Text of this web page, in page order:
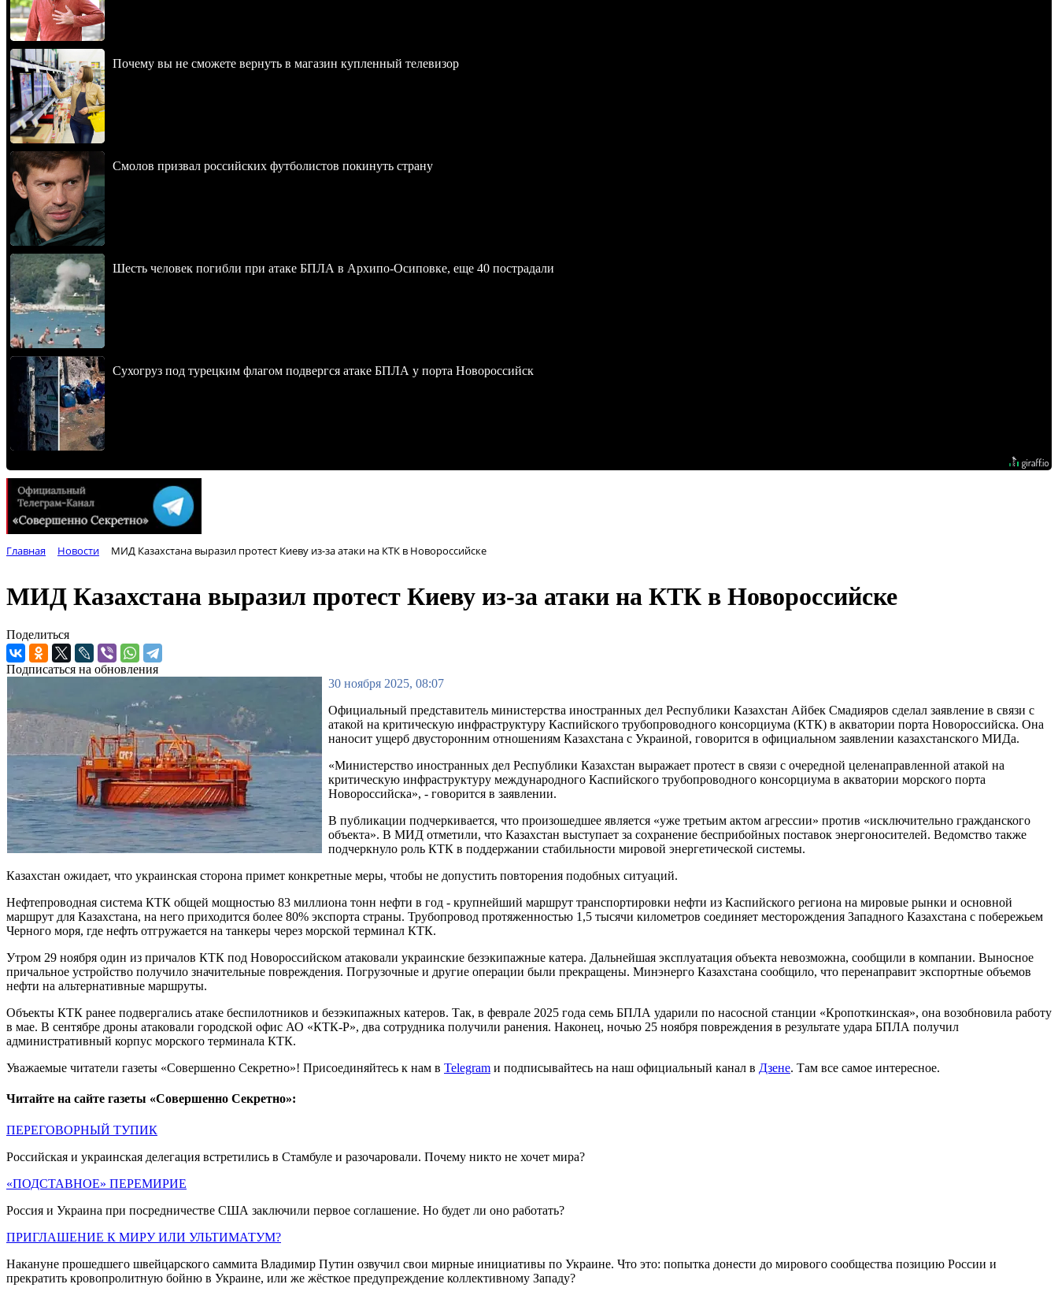
Почему вы не сможете вернуть в магазин купленный телевизор
Смолов призвал российских футболистов покинуть страну
Шесть человек погибли при атаке БПЛА в Архипо-Осиповке, еще 40 пострадали
Сухогруз под турецким флагом подвергся атаке БПЛА у порта Новороссийск
Главная Новости МИД Казахстана выразил протест Киеву из-за атаки на КТК в Новороссийске
МИД Казахстана выразил протест Киеву из-за атаки на КТК в Новороссийске
Поделиться
Подписаться на обновления
30 ноября 2025, 08:07
Официальный представитель министерства иностранных дел Республики Казахстан Айбек Смадияров сделал заявление в связи с
атакой на критическую инфраструктуру Каспийского трубопроводного консорциума (КТК) в акватории порта Новороссийска. Она
наносит ущерб двусторонним отношениям Казахстана с Украиной, говорится в официальном заявлении казахстанского МИДа.
«Министерство иностранных дел Республики Казахстан выражает протест в связи с очередной целенаправленной атакой на
критическую инфраструктуру международного Каспийского трубопроводного консорциума в акватории морского порта
Новороссийска», - говорится в заявлении.
В публикации подчеркивается, что произошедшее является «уже третьим актом агрессии» против «исключительно гражданского
объекта». В МИД отметили, что Казахстан выступает за сохранение бесприбойных поставок энергоносителей. Ведомство также
подчеркнуло роль КТК в поддержании стабильности мировой энергетической системы.
Казахстан ожидает, что украинская сторона примет конкретные меры, чтобы не допустить повторения подобных ситуаций.
Нефтепроводная система КТК общей мощностью 83 миллиона тонн нефти в год - крупнейший маршрут транспортировки нефти из Каспийского региона на мировые рынки и основной
маршрут для Казахстана, на него приходится более 80% экспорта страны. Трубопровод протяженностью 1,5 тысячи километров соединяет месторождения Западного Казахстана с побережьем
Черного моря, где нефть отгружается на танкеры через морской терминал КТК.
Утром 29 ноября один из причалов КТК под Новороссийском атаковали украинские безэкипажные катера. Дальнейшая эксплуатация объекта невозможна, сообщили в компании. Выносное
причальное устройство получило значительные повреждения. Погрузочные и другие операции были прекращены. Минэнерго Казахстана сообщило, что перенаправит экспортные объемов
нефти на альтернативные маршруты.
Объекты КТК ранее подвергались атаке беспилотников и безэкипажных катеров. Так, в феврале 2025 года семь БПЛА ударили по насосной станции «Кропоткинская», она возобновила работу
в мае. В сентябре дроны атаковали городской офис АО «КТК-Р», два сотрудника получили ранения. Наконец, ночью 25 ноября повреждения в результате удара БПЛА получил
административный корпус морского терминала КТК.
Уважаемые читатели газеты «Совершенно Секретно»! Присоединяйтесь к нам в Telegram и подписывайтесь на наш официальный канал в Дзене. Там все самое интересное.
Читайте на сайте газеты «Совершенно Секретно»:
ПЕРЕГОВОРНЫЙ ТУПИК
Российская и украинская делегация встретились в Стамбуле и разочаровали. Почему никто не хочет мира?
«ПОДСТАВНОЕ» ПЕРЕМИРИЕ
Россия и Украина при посредничестве США заключили первое соглашение. Но будет ли оно работать?
ПРИГЛАШЕНИЕ К МИРУ ИЛИ УЛЬТИМАТУМ?
Накануне прошедшего швейцарского саммита Владимир Путин озвучил свои мирные инициативы по Украине. Что это: попытка донести до мирового сообщества позицию России и
прекратить кровопролитную бойню в Украине, или же жёсткое предупреждение коллективному Западу?